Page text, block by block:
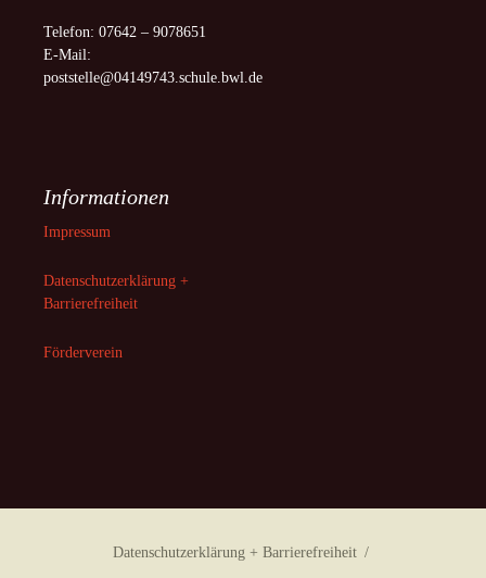
Telefon: 07642 – 9078651
E-Mail:
poststelle@04149743.schule.bwl.de
Informationen
Impressum
Datenschutzerklärung +
Barrierefreiheit
Förderverein
Datenschutzerklärung + Barrierefreiheit